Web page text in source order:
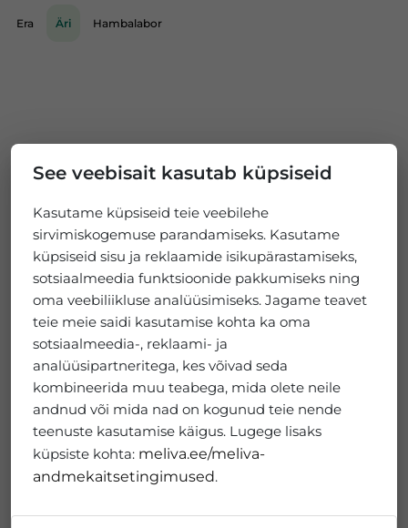
See veebisait kasutab küpsiseid
Kasutame küpsiseid teie veebilehe
sirvimiskogemuse parandamiseks. Kasutame
küpsiseid sisu ja reklaamide isikupärastamiseks,
sotsiaalmeedia funktsioonide pakkumiseks ning
oma veebiliikluse analüüsimiseks. Jagame teavet
teie meie saidi kasutamise kohta ka oma
sotsiaalmeedia-, reklaami- ja
analüüsipartneritega, kes võivad seda
kombineerida muu teabega, mida olete neile
andnud või mida nad on kogunud teie nende
teenuste kasutamise käigus. Lugege lisaks
küpsiste kohta: meliva.ee/meliva-
andmekaitsetingimused.
Era Äri Hambalabor